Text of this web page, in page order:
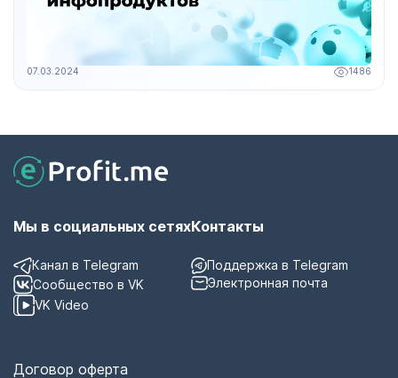
07.03.2024 1486
Договор оферта
Мы в социальных сетях
Канал в Telegram
Сообщество в VK
VK Video
Контакты
Поддержка в Telegram
Электронная почта